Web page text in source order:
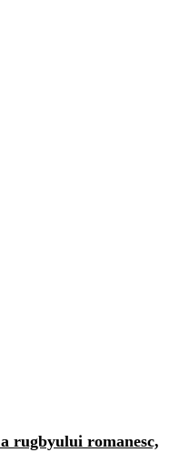
rugbyului romanesc,